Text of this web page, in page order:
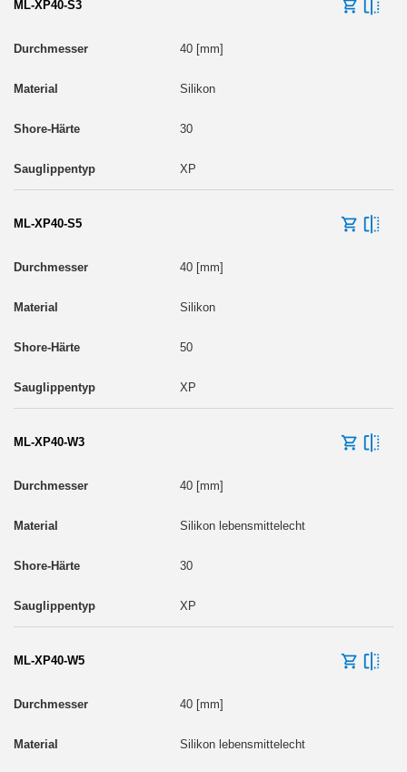
ML-XP40-S3
40 [mm]
Silikon
30
XP
ML-XP40-S5
40 [mm]
Silikon
50
XP
ML-XP40-W3
40 [mm]
Silikon lebensmittelecht
30
XP
ML-XP40-W5
40 [mm]
Silikon lebensmittelecht